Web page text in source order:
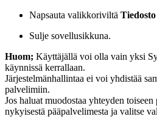
Napsauta valikkoriviltä Tiedosto
Sulje sovellusikkuna.
Huom; Käyttäjällä voi olla vain yksi
käynnissä kerrallaan.
Järjestelmänhallintaa ei voi yhdistää
palvelimiin.
Jos haluat muodostaa yhteyden
nykyisestä pääpalvelimesta ja valitse